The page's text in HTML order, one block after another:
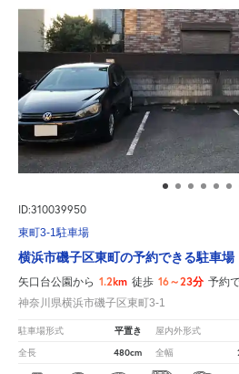
ID:310039950
東町3-1駐車場
横浜市磯子区東町の予約できる駐車場
矢口台公園から 1.2km 徒歩 16～23分 予約
神奈川県横浜市磯子区東町3-1
駐車場形式 平置き 屋内外形式
全長 480cm 全幅